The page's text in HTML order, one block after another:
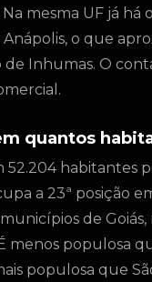
mesma UF já há
o que
Inhumas. O
quantos
52.204 habitantes
a 23ª posição
de
menos populosa
populosa que